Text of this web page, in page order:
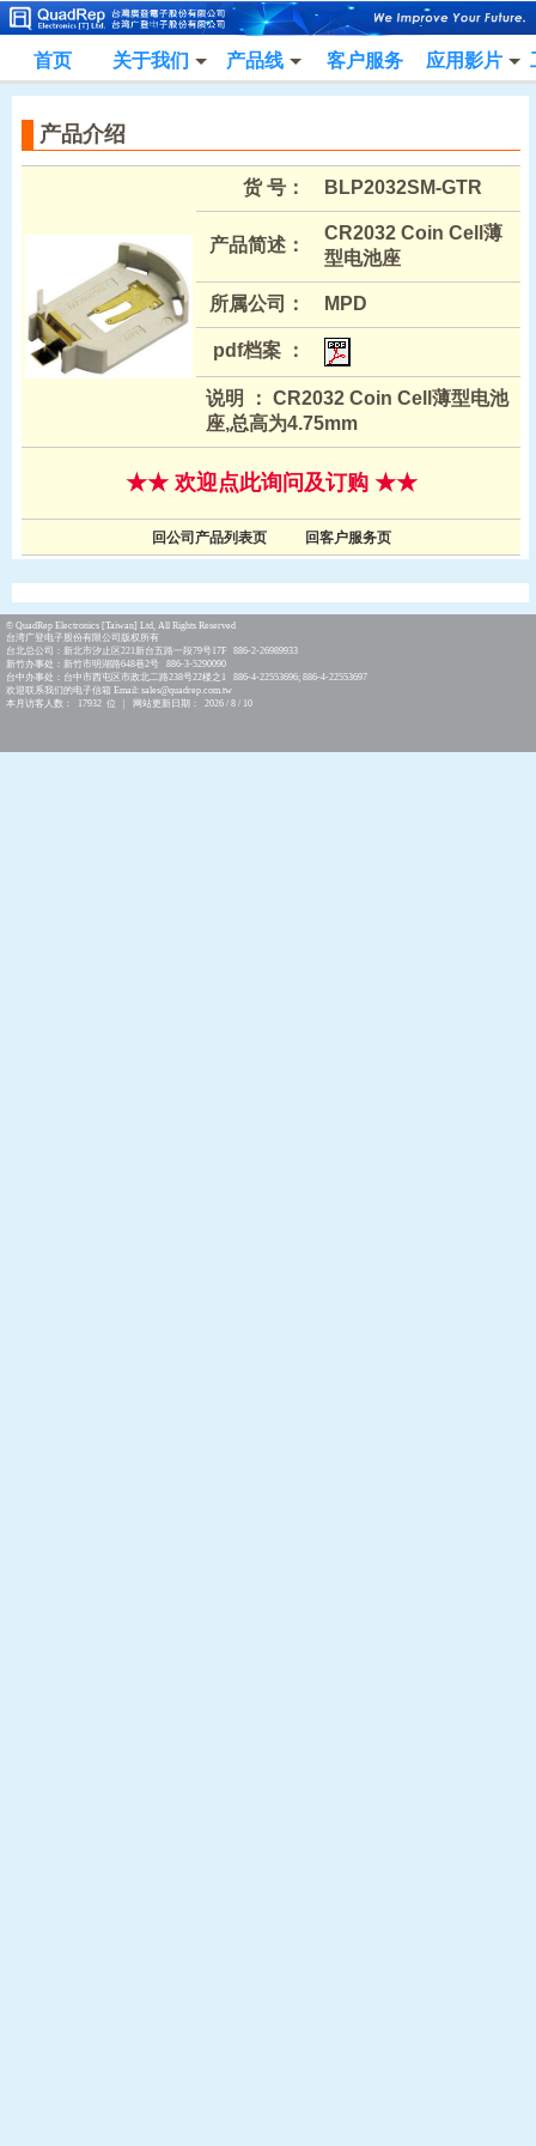
首页 关于我们 产品线 客户服务 应用影片
产品介绍
货 号： BLP2032SM-GTR
产品简述：
CR2032 Coin Cell薄
型电池座
所属公司： MPD
pdf档案 ：
说明 ： CR2032 Coin Cell薄型电池
座,总高为4.75mm
★★ 欢迎点此询问及订购 ★★
回公司产品列表页 回客户服务页
© QuadRep Electronics [Taiwan] Ltd, All Rights Reserved
台湾广登电子股份有限公司版权所有
台北总公司：新北市汐止区221新台五路一段79号17F 886-2-26989933
新竹办事处：新竹市明湖路648巷2号 886-3-5290090
台中办事处：台中市西屯区市政北二路238号22楼之1 886-4-22553696; 886-4-22553697
欢迎联系我们的电子信箱 Email: sales@quadrep.com.tw
本月访客人数： 17932 位 | 网站更新日期： 2026 / 8 / 10